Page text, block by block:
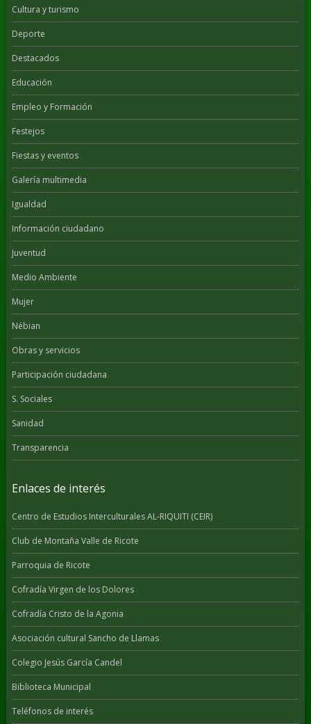
Cultura y turismo
Deporte
Destacados
Educación
Empleo y Formación
Festejos
Fiestas y eventos
Galería multimedia
Igualdad
Información ciudadano
Juventud
Medio Ambiente
Mujer
Nébian
Obras y servicios
Participación ciudadana
S. Sociales
Sanidad
Transparencia
Enlaces de interés
Centro de Estudios Interculturales AL-RIQUITI (CEIR)
Club de Montaña Valle de Ricote
Parroquia de Ricote
Cofradía Virgen de los Dolores
Cofradía Cristo de la Agonia
Asociación cultural Sancho de Llamas
Colegio Jesús García Candel
Biblioteca Municipal
Teléfonos de interés